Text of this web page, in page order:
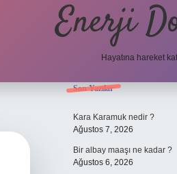
Enerji
Hayatına hareket
Sidebar
Son Yazılar
Kara Karamuk nedir ?
Ağustos 7, 2026
Bir albay maaşı ne kadar ?
Ağustos 6, 2026